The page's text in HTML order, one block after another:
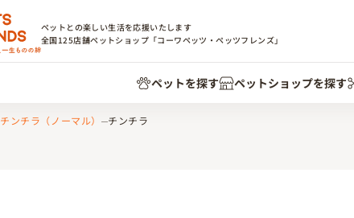
ペットとの楽しい生活を応援いたします
全国125店舗ペットショップ「コーワペッツ・ペッツフレンズ」
ペットを探す ペットショップを探す
チンチラ（ノーマル） チンチラ